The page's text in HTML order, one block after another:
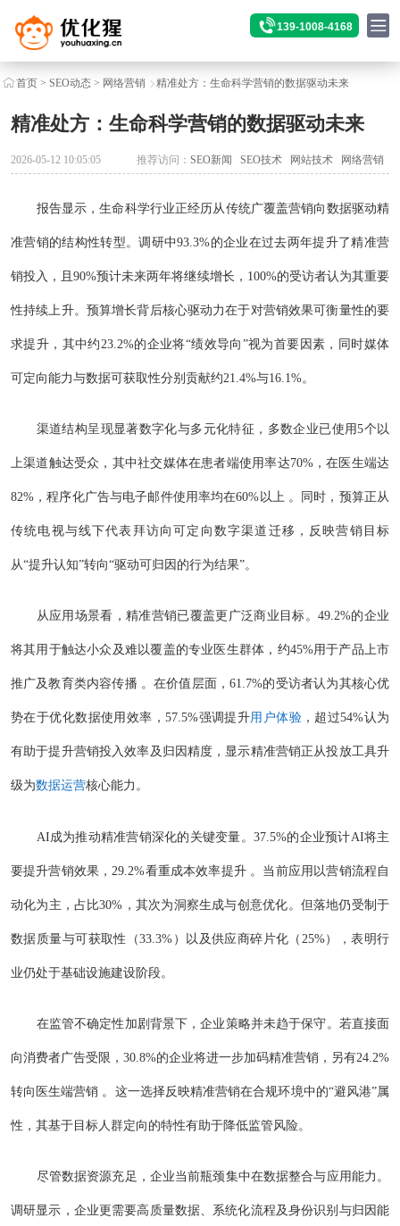
139-1008-4168
首页> SEO动态> 网络营销 精准处方：生命科学营销的数据驱动未来
精准处方：生命科学营销的数据驱动未来
2026-05-12 10:05:05 推荐访问：SEO新闻 SEO技术 网站技术 网络营销
报告显示，生命科学行业正经历从传统广覆盖营销向数据驱动精
准营销的结构性转型。调研中93.3%的企业在过去两年提升了精准营
销投入，且90%预计未来两年将继续增长，100%的受访者认为其重要
性持续上升。预算增长背后核心驱动力在于对营销效果可衡量性的要
求提升，其中约23.2%的企业将“绩效导向”视为首要因素，同时媒体
可定向能力与数据可获取性分别贡献约21.4%与16.1%。
渠道结构呈现显著数字化与多元化特征，多数企业已使用5个以
上渠道触达受众，其中社交媒体在患者端使用率达70%，在医生端达
82%，程序化广告与电子邮件使用率均在60%以上 。同时，预算正从
传统电视与线下代表拜访向可定向数字渠道迁移，反映营销目标
从“提升认知”转向“驱动可归因的行为结果”。
从应用场景看，精准营销已覆盖更广泛商业目标。49.2%的企业
将其用于触达小众及难以覆盖的专业医生群体，约45%用于产品上市
推广及教育类内容传播 。在价值层面，61.7%的受访者认为其核心优
势在于优化数据使用效率，57.5%强调提升用户体验，超过54%认为
有助于提升营销投入效率及归因精度，显示精准营销正从投放工具升
级为数据运营核心能力。
AI成为推动精准营销深化的关键变量。37.5%的企业预计AI将主
要提升营销效果，29.2%看重成本效率提升 。当前应用以营销流程自
动化为主，占比30%，其次为洞察生成与创意优化。但落地仍受制于
数据质量与可获取性（33.3%）以及供应商碎片化（25%），表明行
业仍处于基础设施建设阶段。
在监管不确定性加剧背景下，企业策略并未趋于保守。若直接面
向消费者广告受限，30.8%的企业将进一步加码精准营销，另有24.2%
转向医生端营销 。这一选择反映精准营销在合规环境中的“避风港”属
性，其基于目标人群定向的特性有助于降低监管风险。
尽管数据资源充足，企业当前瓶颈集中在数据整合与应用能力。
调研显示，企业更需要高质量数据、系统化流程及身份识别与归因能